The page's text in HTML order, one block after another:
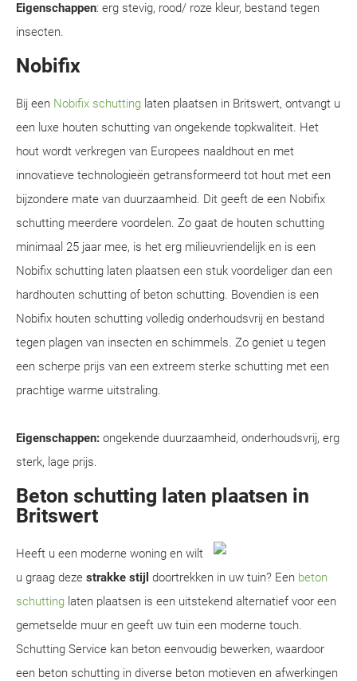
Eigenschappen: erg stevig, rood/ roze kleur, bestand tegen
insecten.
Nobifix
Bij een Nobifix schutting laten plaatsen in Britswert, ontvangt u
een luxe houten schutting van ongekende topkwaliteit. Het
hout wordt verkregen van Europees naaldhout en met
innovatieve technologieën getransformeerd tot hout met een
bijzondere mate van duurzaamheid. Dit geeft de een Nobifix
schutting meerdere voordelen. Zo gaat de houten schutting
minimaal 25 jaar mee, is het erg milieuvriendelijk en is een
Nobifix schutting laten plaatsen een stuk voordeliger dan een
hardhouten schutting of beton schutting. Bovendien is een
Nobifix houten schutting volledig onderhoudsvrij en bestand
tegen plagen van insecten en schimmels. Zo geniet u tegen
een scherpe prijs van een extreem sterke schutting met een
prachtige warme uitstraling.
Eigenschappen: ongekende duurzaamheid, onderhoudsvrij, erg
sterk, lage prijs.
Beton schutting laten plaatsen in
Britswert
Heeft u een moderne woning en wilt
u graag deze strakke stijl doortrekken in uw tuin? Een beton
schutting laten plaatsen is een uitstekend alternatief voor een
gemetselde muur en geeft uw tuin een moderne touch.
Schutting Service kan beton eenvoudig bewerken, waardoor
een beton schutting in diverse beton motieven en afwerkingen